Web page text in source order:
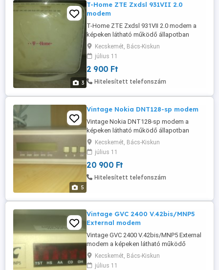
3
T-Home ZTE Zxdsl 931VII 2.0
modem
T-Home ZTE Zxdsl 931VII 2.0 modem a
képeken látható működő állapotban
eladó. Adaptert 1500Ft-ért tudok adni
hozzá.
Kecskemét, Bács-Kiskun
július 11
2 900 Ft
Hitelesített telefonszám
5
Vintage Nokia DNT128-sp modem
Vintage Nokia DNT128-sp modem a
képeken látható működő állapotban
eladó.Kecskemét, Bács-Kiskun
július 11
20 900 Ft
Hitelesített telefonszám
Vintage GVC 2400 V.42bis/MNP5
External modem
Vintage GVC 2400 V.42bis/MNP5 External
modem a képeken látható működő
állapotban eladó. Adapter nélkül.
Kecskemét, Bács-Kiskun
július 11